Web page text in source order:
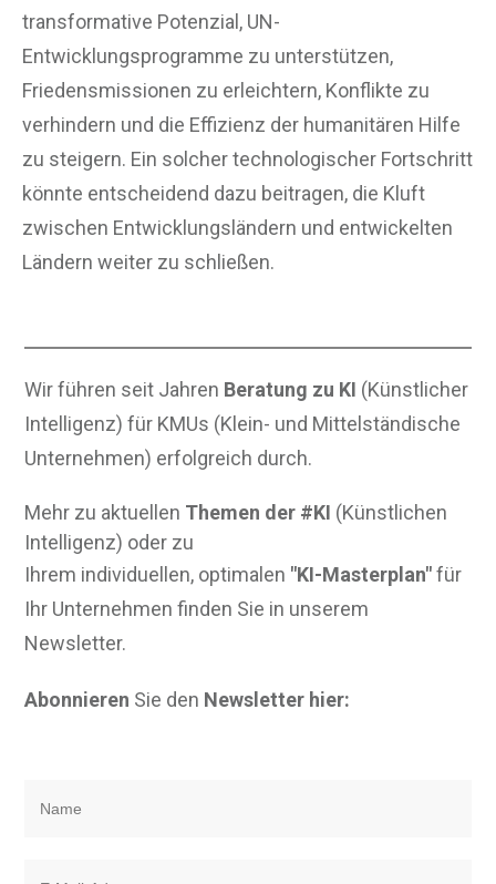
transformative Potenzial, UN-
Entwicklungsprogramme zu unterstützen,
Friedensmissionen zu erleichtern, Konflikte zu
verhindern und die Effizienz der humanitären Hilfe
zu steigern. Ein solcher technologischer Fortschritt
könnte entscheidend dazu beitragen, die Kluft
zwischen Entwicklungsländern und entwickelten
Ländern weiter zu schließen.
Wir führen seit Jahren Beratung zu KI (Künstlicher
Intelligenz) für KMUs (Klein- und Mittelständische
Unternehmen) erfolgreich durch.
Mehr zu aktuellen Themen der #KI (Künstlichen
Intelligenz) oder zu
Ihrem individuellen, optimalen "KI-Masterplan"für
Ihr Unternehmen finden Sie in unserem
Newsletter.
Abonnieren Sie den Newsletter hier: